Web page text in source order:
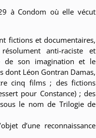
à Condom où elle vécut
fictions et documentaires,
anti-raciste et
de son imagination et le
dont Léon Gontran Damas,
cinq films ; des fictions
pour Constance) ; des
le nom de Trilogie de
d’une reconnaissance